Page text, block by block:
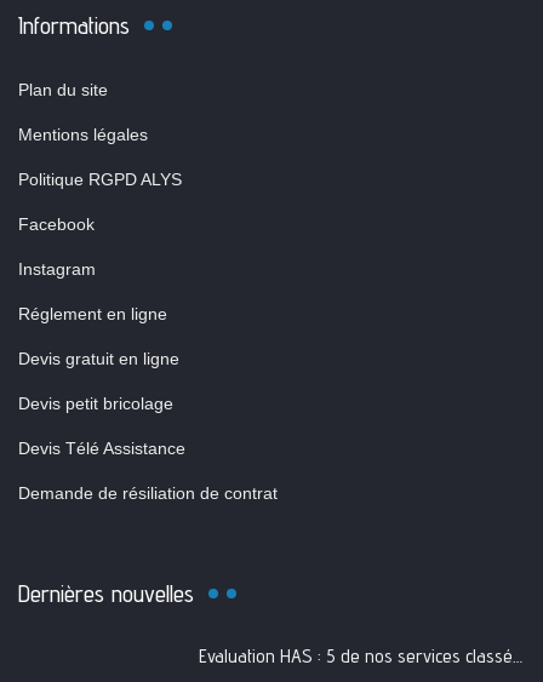
Informations
Plan du site
Mentions légales
Politique RGPD ALYS
Facebook
Instagram
Réglement en ligne
Devis gratuit en ligne
Devis petit bricolage
Devis Télé Assistance
Demande de résiliation de contrat
Dernières nouvelles
Evaluation HAS : 5 de nos services classés A